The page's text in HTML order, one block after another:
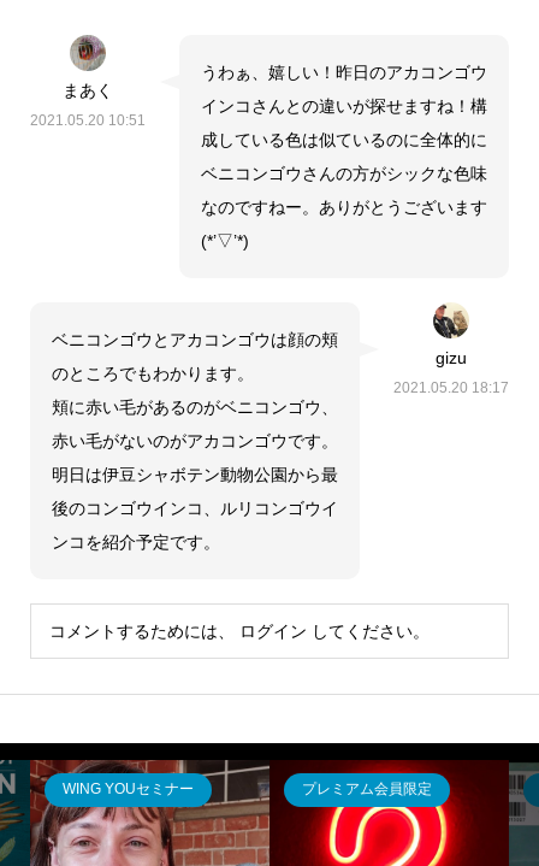
まあく
2021.05.20 10:51
うわぁ、嬉しい！昨日のアカコンゴウ
インコさんとの違いが探せますね！構
成している色は似ているのに全体的に
ベニコンゴウさんの方がシックな色味
なのですねー。ありがとうございます
(*’▽’*)
gizu
2021.05.20 18:17
ベニコンゴウとアカコンゴウは顔の頬
のところでもわかります。
頬に赤い毛があるのがベニコンゴウ、
赤い毛がないのがアカコンゴウです。
明日は伊豆シャボテン動物公園から最
後のコンゴウインコ、ルリコンゴウイ
ンコを紹介予定です。
コメントするためには、 ログイン してください。
WING YOUセミナー プレミアム会員限定